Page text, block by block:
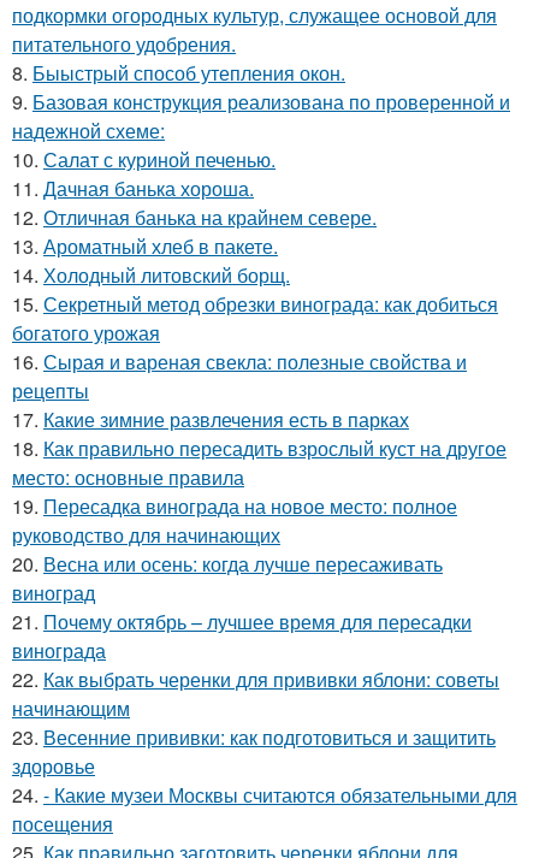
подкормки огородных культур, служащее основой для
питательного удобрения.
8. Быыстрый способ утепления окон.
9. Базовая конструкция реализована по проверенной и
надежной схеме:
10. Салат с куриной печенью.
11. Дачная банька хороша.
12. Отличная банька на крайнем севере.
13. Ароматный хлеб в пакете.
14. Холодный литовский борщ.
15. Секретный метод обрезки винограда: как добиться
богатого урожая
16. Сырая и вареная свекла: полезные свойства и
рецепты
17. Какие зимние развлечения есть в парках
18. Как правильно пересадить взрослый куст на другое
место: основные правила
19. Пересадка винограда на новое место: полное
руководство для начинающих
20. Весна или осень: когда лучше пересаживать
виноград
21. Почему октябрь – лучшее время для пересадки
винограда
22. Как выбрать черенки для прививки яблони: советы
начинающим
23. Весенние прививки: как подготовиться и защитить
здоровье
24. - Какие музеи Москвы считаются обязательными для
посещения